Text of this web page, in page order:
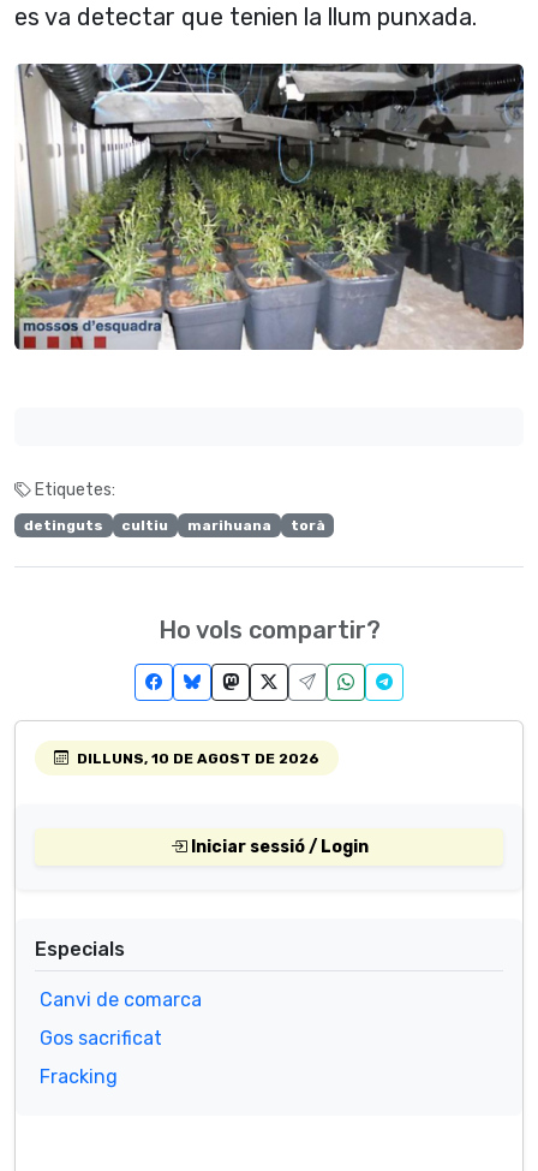
es va detectar que tenien la llum punxada.
Etiquetes:
detinguts cultiu marihuana torà
Ho vols compartir?
DILLUNS, 10 DE AGOST DE 2026
Iniciar sessió / Login
Especials
Canvi de comarca
Gos sacrificat
Fracking